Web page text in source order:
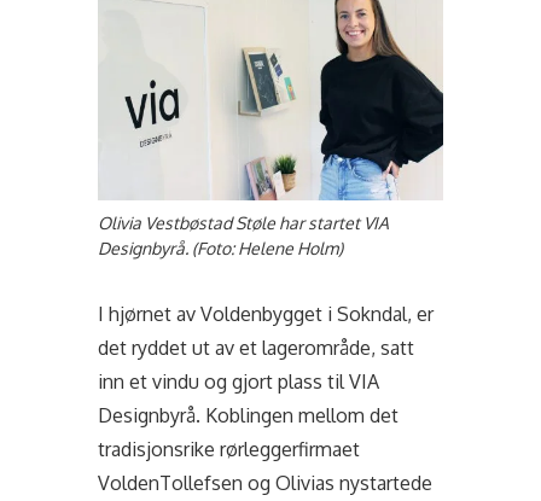
Olivia Vestbøstad Støle har startet VIA
Designbyrå. (Foto: Helene Holm)
I hjørnet av Voldenbygget i Sokndal, er
det ryddet ut av et lagerområde, satt
inn et vindu og gjort plass til VIA
Designbyrå. Koblingen mellom det
tradisjonsrike rørleggerfirmaet
VoldenTollefsen og Olivias nystartede